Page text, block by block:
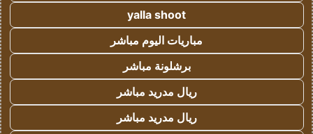
yalla shoot
مباريات اليوم مباشر
برشلونة مباشر
ريال مدريد مباشر
ريال مدريد مباشر